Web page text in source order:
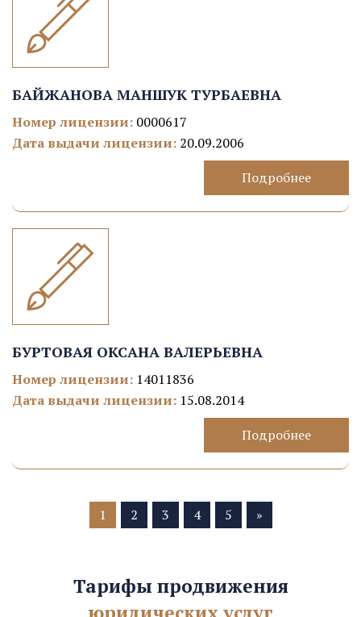
БАЙЖАНОВА МАНШУК ТУРБАЕВНА
Номер лицензии: 0000617
Дата выдачи лицензии: 20.09.2006
Подробнее
БУРТОВАЯ ОКСАНА ВАЛЕРЬЕВНА
Номер лицензии: 14011836
Дата выдачи лицензии: 15.08.2014
Подробнее
1 2 3 4 5 »
Тарифы продвижения